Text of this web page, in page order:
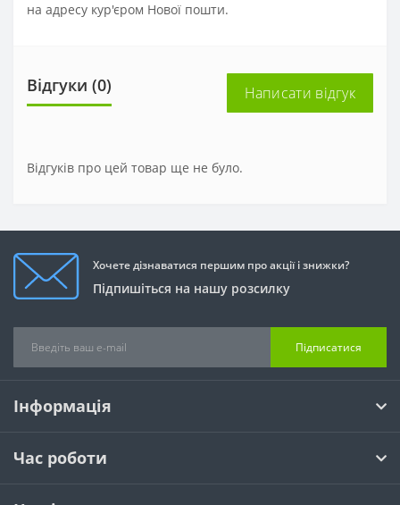
на адресу кур'єром Нової пошти.
Відгуки (0) Написати відгук
Відгуків про цей товар ще не було.
Хочете дізнаватися першим про акції і знижки?
Підпишіться на нашу розсилку
Підписатися
Інформація
Час роботи